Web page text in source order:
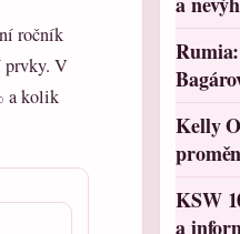
ročník
prvky. V
a kolik
Kelly
KSW
a